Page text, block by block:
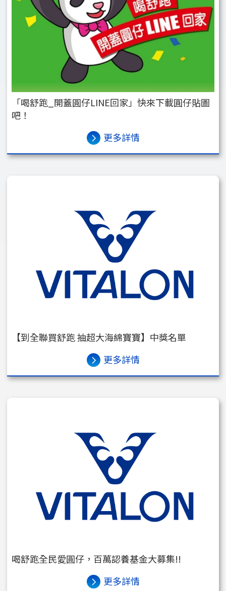
「喝舒跑_開蓋圓仔LINE回家」快來下載圓仔貼圖
吧！
更多詳情
【到全聯買舒跑 抽超大海綿寶寶】中獎名單
更多詳情
喝舒跑全民愛圓仔，百萬認養基金大募集!!
更多詳情